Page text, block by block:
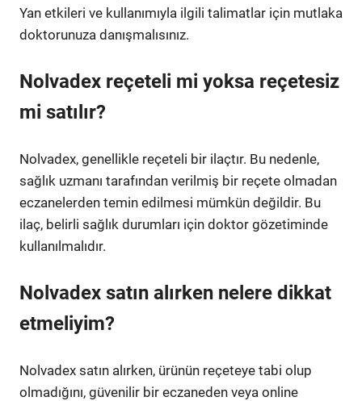
Yan etkileri ve kullanımıyla ilgili talimatlar için mutlaka
doktorunuza danışmalısınız.
Nolvadex reçeteli mi yoksa reçetesiz
mi satılır?
Nolvadex, genellikle reçeteli bir ilaçtır. Bu nedenle,
sağlık uzmanı tarafından verilmiş bir reçete olmadan
eczanelerden temin edilmesi mümkün değildir. Bu
ilaç, belirli sağlık durumları için doktor gözetiminde
kullanılmalıdır.
Nolvadex satın alırken nelere dikkat
etmeliyim?
Nolvadex satın alırken, ürünün reçeteye tabi olup
olmadığını, güvenilir bir eczaneden veya online